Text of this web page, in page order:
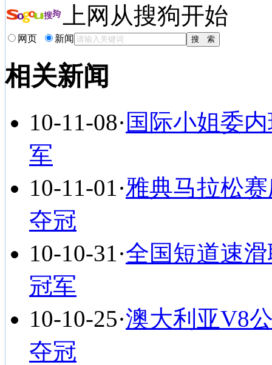
上网从搜狗开始
网页 新闻
相关新闻
10-11-08· 国际小姐委
军
10-11-01·雅典马拉松
夺冠
10-10-31·全国短道速
冠军
10-10-25·澳大利亚V8
夺冠